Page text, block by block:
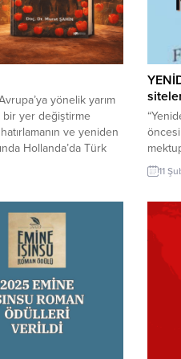
yönelik yarım
bir yer değiştirme
ve yeniden
Hollanda’da Türk
süreci hem bireysel
okuru bir
11